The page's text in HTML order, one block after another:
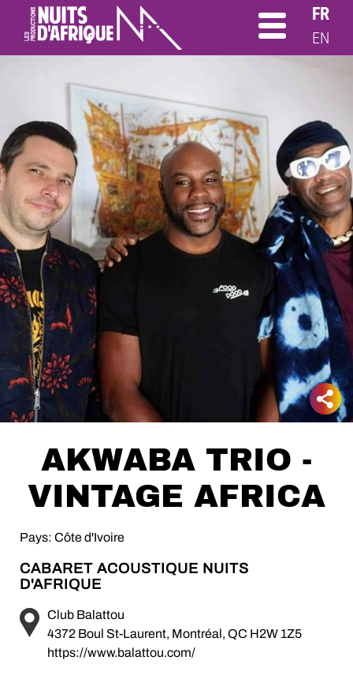
FR
EN
AKWABA TRIO -
VINTAGE AFRICA
Pays: Côte d'Ivoire
CABARET ACOUSTIQUE NUITS
D'AFRIQUE
Club Balattou
4372 Boul St-Laurent, Montréal, QC H2W 1Z5
https://www.balattou.com/